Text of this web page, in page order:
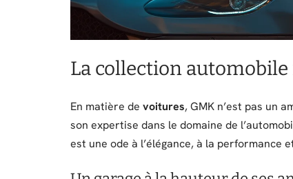
La collection
En matière de voitures, GMK n’est pas un
son expertise dans le domaine de
est une ode à l’élégance, à la performance